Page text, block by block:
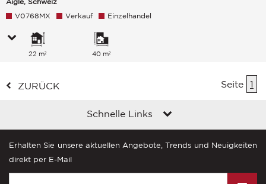
V0768MX Verkauf Einzelhandel
22 m² 40 m²
ZURÜCK Seite 1
Schnelle Links
Erhalten Sie unsere aktuellen Angebote, Trends und Neuigkeiten
direkt per E-Mail